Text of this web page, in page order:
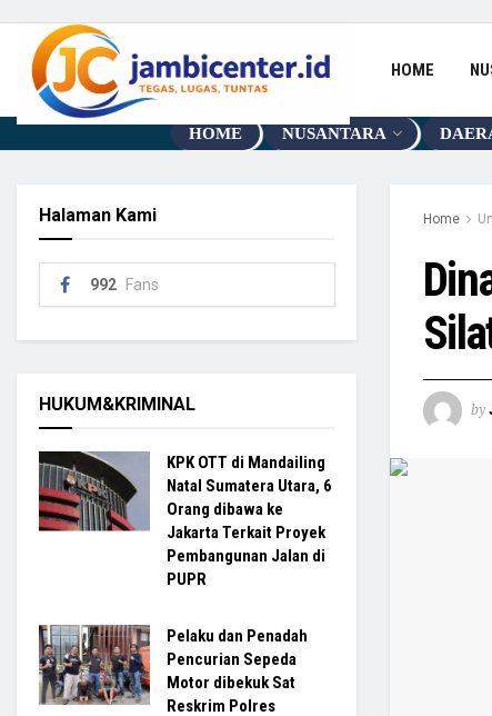
HOME
HOME NUSANTARA
Home
by
Halaman Kami
992 Fans
HUKUM&KRIMINAL
KPK OTT di Mandailing
Natal Sumatera Utara, 6
Orang dibawa ke
Jakarta Terkait Proyek
Pembangunan Jalan di
PUPR
Pelaku dan Penadah
Pencurian Sepeda
Motor dibekuk Sat
Reskrim Polres